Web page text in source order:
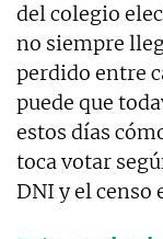
del colegio
no siempre
perdido entre
puede que
estos días
toca votar
DNI y el censo